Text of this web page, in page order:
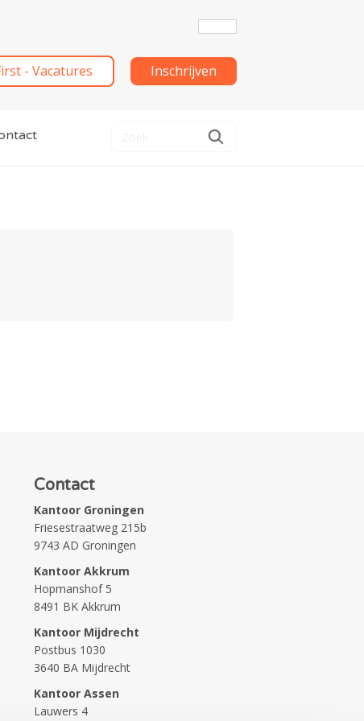
- Vacatures Inschrijven
Contact
Kantoor Groningen
Friesestraatweg 215b
9743 AD Groningen
Kantoor Akkrum
Hopmanshof 5
8491 BK Akkrum
Kantoor Mijdrecht
Postbus 1030
3640 BA Mijdrecht
Kantoor Assen
Lauwers 4